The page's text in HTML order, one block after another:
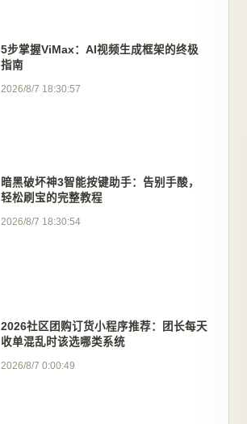
5步掌握ViMax：AI视频生成框架的终极
指南
2026/8/7 18:30:57
暗黑破坏神3智能按键助手：告别手酸，
轻松刷宝的完整教程
2026/8/7 18:30:54
2026社区团购订货小程序推荐：团长每天
收单混乱时该选哪类系统
2026/8/7 0:00:49